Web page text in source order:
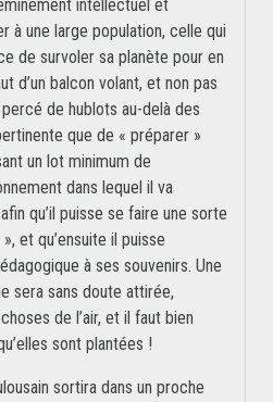
intellectuel et
à une large population, celle qui
de survoler sa planète pour en
d’un balcon volant, et non pas
de hublots au-delà des
que de « préparer »
un lot minimum de
dans lequel il va
qu’il puisse se faire une sorte
et qu’ensuite il puisse
à ses souvenirs. Une
sera sans doute attirée,
de l’air, et il faut bien
sont plantées !
sortira dans un proche